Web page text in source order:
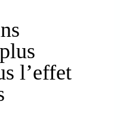
l’effet